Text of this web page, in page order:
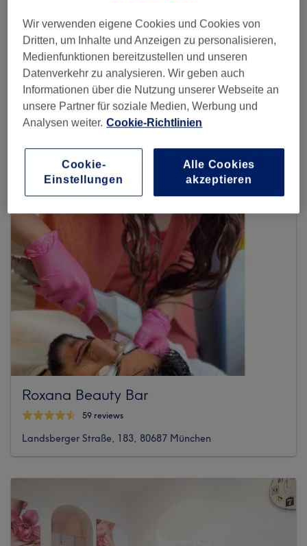
Nails & Lashes - München
114 reviews
Landsberger Straße 249, 80687 München
Roxana Beauty Bar
59 reviews
Landsberger Straße, 183, 80687 München
Wir verwenden eigene Cookies und Cookies von
Dritten, um Inhalte und Anzeigen zu personalisieren,
Medienfunktionen bereitzustellen und unseren
Datenverkehr zu analysieren. Wir geben auch
Informationen über die Nutzung unserer Webseite an
unsere Partner für soziale Medien, Werbung und
Analysen weiter. Cookie-Richtlinien
Cookie-
Einstellungen
Alle Cookies
akzeptieren